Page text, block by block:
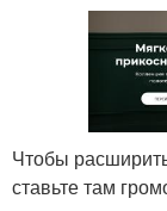
Чтобы
ставьте там